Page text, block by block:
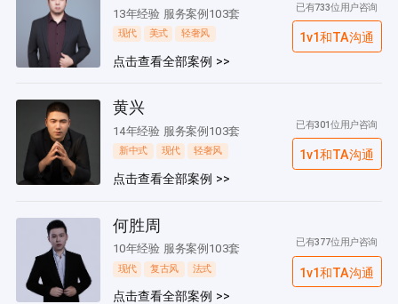
13年经验 服务案例103套
现代 美式 轻奢风
点击查看全部案例 >>
已有733位用户咨询
1v1和TA沟通
黄兴
14年经验 服务案例103套
新中式 现代 轻奢风
点击查看全部案例 >>
已有301位用户咨询
1v1和TA沟通
何胜周
10年经验 服务案例103套
现代 复古风 法式
点击查看全部案例 >>
已有377位用户咨询
1v1和TA沟通